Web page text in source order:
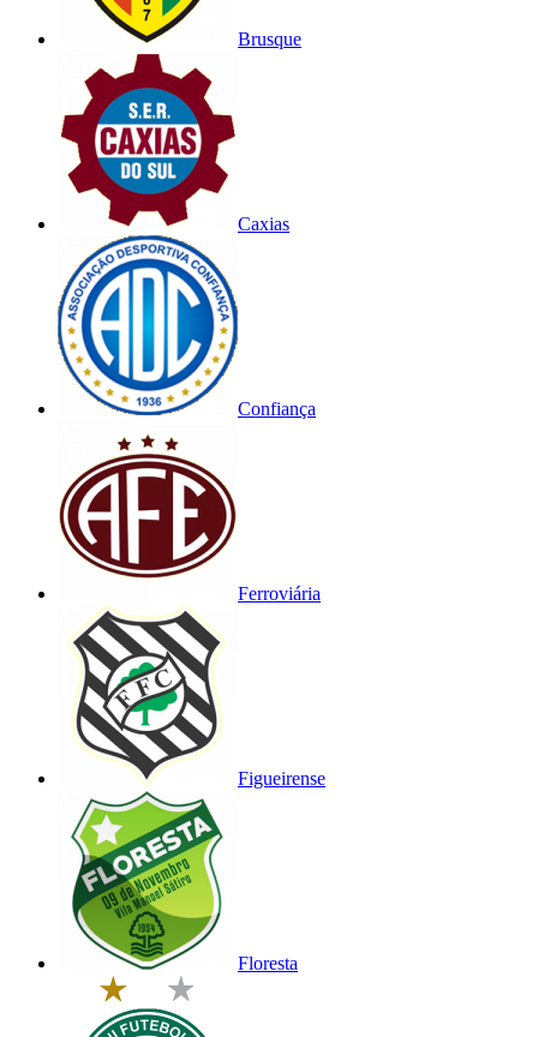
Brusque
Caxias
Confiança
Ferroviária
Figueirense
Floresta